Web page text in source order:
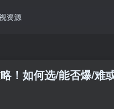
资源
！如何选/能否爆/难